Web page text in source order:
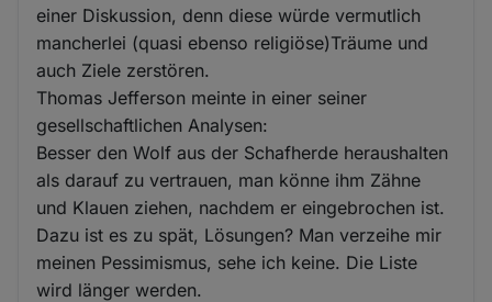
einer Diskussion, denn diese würde vermutlich
mancherlei (quasi ebenso religiöse)Träume und
auch Ziele zerstören.
Thomas Jefferson meinte in einer seiner
gesellschaftlichen Analysen:
Besser den Wolf aus der Schafherde heraushalten
als darauf zu vertrauen, man könne ihm Zähne
und Klauen ziehen, nachdem er eingebrochen ist.
Dazu ist es zu spät, Lösungen? Man verzeihe mir
meinen Pessimismus, sehe ich keine. Die Liste
wird länger werden.